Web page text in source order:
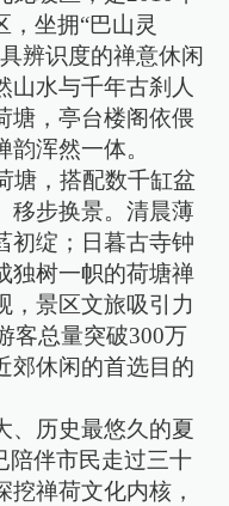
坐拥“巴山灵
辨识度的禅意休闲
山水与千年古刹人
塘，亭台楼阁依偎
浑然一体。
塘，搭配数千缸盆
移步换景。清晨薄
初绽；日暮古寺钟
独树一帜的荷塘禅
，景区文旅吸引力
客总量突破300万
郊休闲的首选目的
、历史最悠久的夏
陪伴市民走过三十
禅荷文化内核，